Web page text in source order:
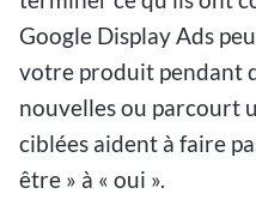
Google Display Ads
votre produit pendant
nouvelles ou parcourt
ciblées aident à faire
être » à « oui ».